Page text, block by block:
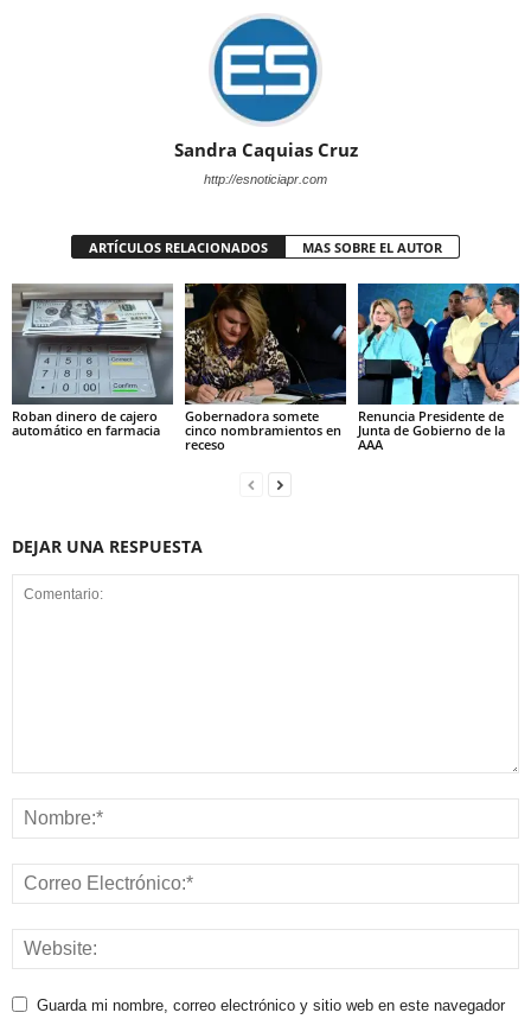
Sandra Caquias Cruz
http://esnoticiapr.com
ARTÍCULOS RELACIONADOS MAS SOBRE EL AUTOR
Roban dinero de cajero
automático en farmacia
Gobernadora somete
cinco nombramientos en
receso
Renuncia Presidente de
Junta de Gobierno de la
AAA
DEJAR UNA RESPUESTA
Guarda mi nombre, correo electrónico y sitio web en este navegador